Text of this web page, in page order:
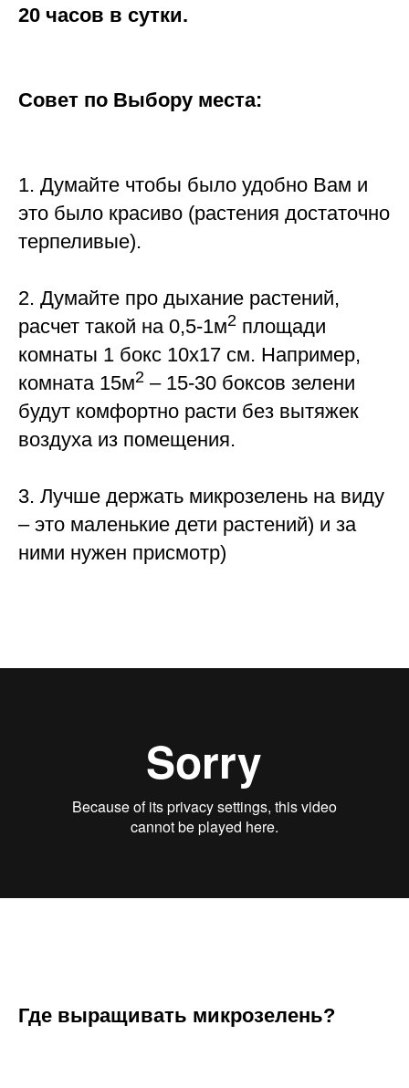
20 часов в сутки.
Совет по Выбору места:
1. Думайте чтобы было удобно Вам и
это было красиво (растения достаточно
терпеливые).
2. Думайте про дыхание растений,
расчет такой на 0,5-1м2 площади
комнаты 1 бокс 10х17 см. Например,
комната 15м2 – 15-30 боксов зелени
будут комфортно расти без вытяжек
воздуха из помещения.
3. Лучше держать микрозелень на виду
– это маленькие дети растений) и за
ними нужен присмотр)
Где выращивать микрозелень?